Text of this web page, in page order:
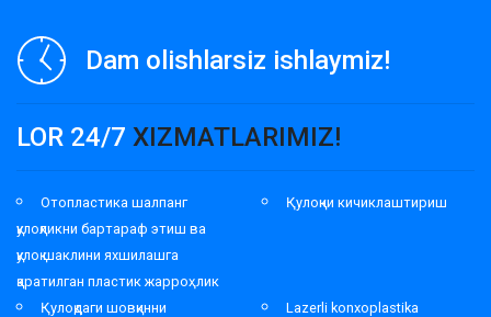
Dam olishlarsiz ishlaymiz!
LOR 24/7 XIZMATLARIMIZ!
Отопластика шалпанг
қулоқликни бартараф этиш ва
қулоқ шаклини яхшилашга
қаратилган пластик жарроҳлик
Қулоқни кичиклаштириш
Қулоқдаги шовқинни
Lazerli konxoplastika